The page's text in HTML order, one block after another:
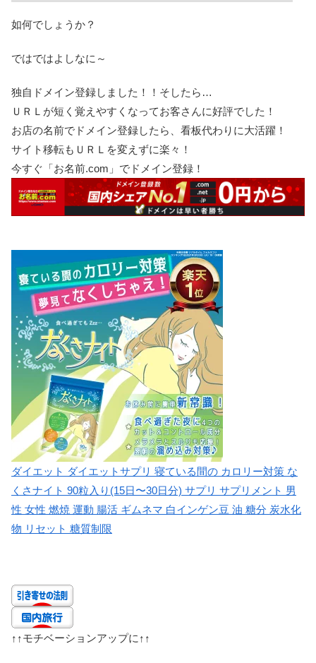
如何でしょうか？
ではではよしなに～
独自ドメイン登録しました！！そしたら…
ＵＲＬが短く覚えやすくなってお客さんに好評でした！
お店の名前でドメイン登録したら、看板代わりに大活躍！
サイト移転もＵＲＬを変えずに楽々！
今すぐ「お名前.com」でドメイン登録！
ダイエット ダイエットサプリ 寝ている間の カロリー対策 な
くさナイト 90粒入り(15日〜30日分) サプリ サプリメント 男
性 女性 燃焼 運動 腸活 ギムネマ 白インゲン豆 油 糖分 炭水化
物 リセット 糖質制限
↑↑モチベーションアップに ↑↑